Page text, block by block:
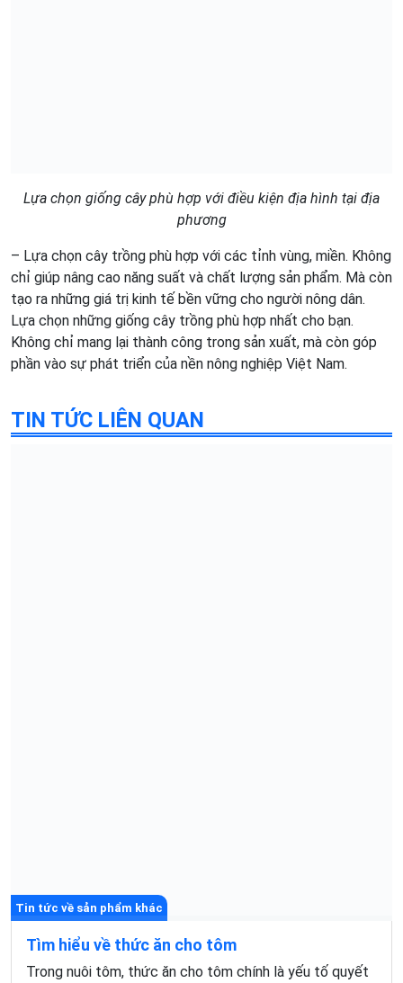
Lựa chọn giống cây phù hợp với điều kiện địa hình tại địa
phương
– Lựa chọn cây trồng phù hợp với các tỉnh vùng, miền. Không
chỉ giúp nâng cao năng suất và chất lượng sản phẩm. Mà còn
tạo ra những giá trị kinh tế bền vững cho người nông dân.
Lựa chọn những giống cây trồng phù hợp nhất cho bạn.
Không chỉ mang lại thành công trong sản xuất, mà còn góp
phần vào sự phát triển của nền nông nghiệp Việt Nam.
TIN TỨC LIÊN QUAN
Tin tức về sản phẩm khác
Tìm hiểu về thức ăn cho tôm
Trong nuôi tôm, thức ăn cho tôm chính là yếu tố quyết